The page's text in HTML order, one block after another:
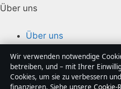
Über uns
Über uns
Redaktion
Unsere Geschichte
Wir verwenden notwendige
betreiben, und – mit Ihrer
Cookies, um sie zu verbessern
finanzieren. Siehe unsere Cookie-